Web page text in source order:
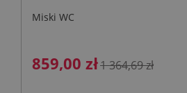
Miski WC
859,00 zł1 364,69 zł